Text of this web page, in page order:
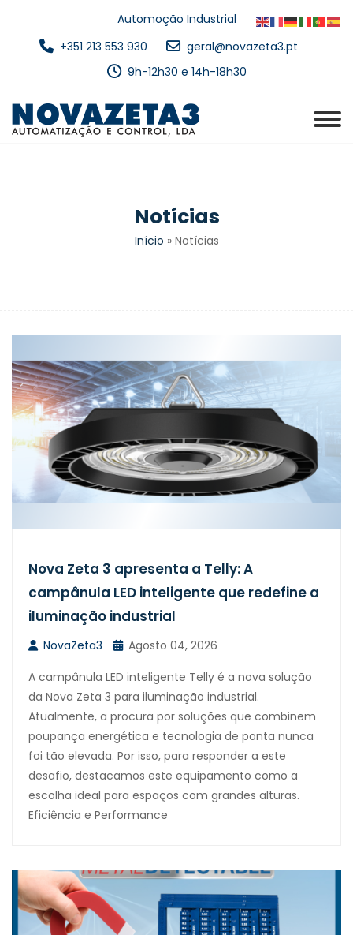
Automoção Industrial
+351 213 553 930
geral@novazeta3.pt
9h-12h30 e 14h-18h30
Notícias
Início » Notícias
Nova Zeta 3 apresenta a Telly: A
campânula LED inteligente que redefine a
iluminação industrial
NovaZeta3
Agosto 04, 2026
A campânula LED inteligente Telly é a nova solução
da Nova Zeta 3 para iluminação industrial.
Atualmente, a procura por soluções que combinem
poupança energética e tecnologia de ponta nunca
foi tão elevada. Por isso, para responder a este
desafio, destacamos este equipamento como a
escolha ideal para espaços com grandes alturas.
Eficiência e Performance